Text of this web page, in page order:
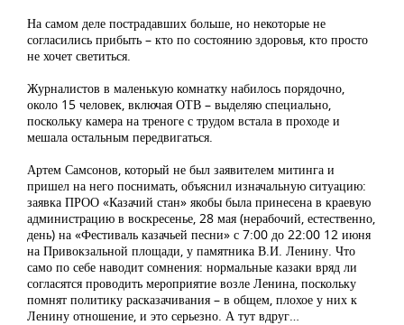
На самом деле пострадавших больше, но некоторые не
согласились прибыть – кто по состоянию здоровья, кто просто
не хочет светиться.
Журналистов в маленькую комнатку набилось порядочно,
около 15 человек, включая ОТВ – выделяю специально,
поскольку камера на треноге с трудом встала в проходе и
мешала остальным передвигаться.
Артем Самсонов, который не был заявителем митинга и
пришел на него поснимать, объяснил изначальную ситуацию:
заявка ПРОО «Казачий стан» якобы была принесена в краевую
администрацию в воскресенье, 28 мая (нерабочий, естественно,
день) на «Фестиваль казачьей песни» с 7:00 до 22:00 12 июня
на Привокзальной площади, у памятника В.И. Ленину. Что
само по себе наводит сомнения: нормальные казаки вряд ли
согласятся проводить мероприятие возле Ленина, поскольку
помнят политику расказачивания – в общем, плохое у них к
Ленину отношение, и это серьезно. А тут вдруг…